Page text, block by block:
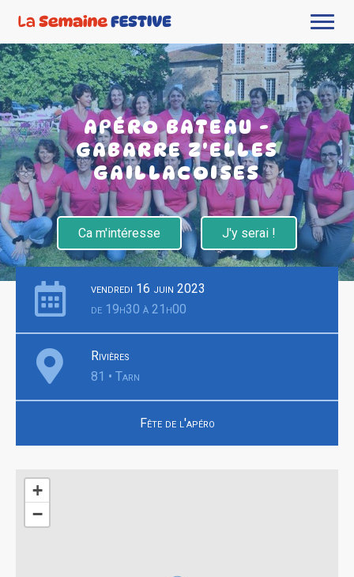
APÉRO BATEAU -
GABARRE Z'ELLES
GAILLACOISES
Ca m'intéresse J'y serai !
vendredi 16 juin 2023
de 19h30 à 21h00
Rivières
81 • Tarn
Fête de l'apéro
+
−